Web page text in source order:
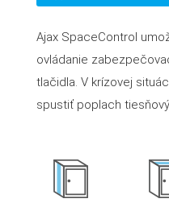
Ajax SpaceControl
ovládanie
tlačidla. V krízovej
spustiť poplach